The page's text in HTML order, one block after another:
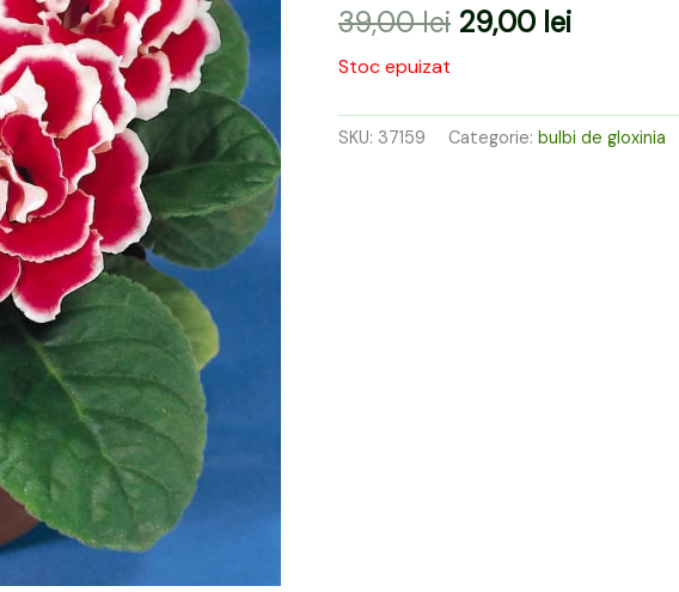
39,00lei fost:
29,00 lei29,00 lei.
Stoc epuizat
SKU: 37159 Categorie: bulbi de gloxinia